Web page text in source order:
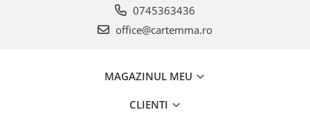
0745363436
office@cartemma.ro
MAGAZINUL MEU
CLIENTI